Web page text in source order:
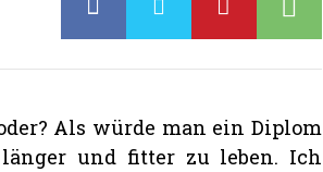
Als würde man ein Diplom
und fitter zu leben. Ich